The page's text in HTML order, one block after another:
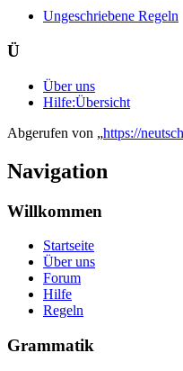
Ungeschriebene Regeln
Ü
Über uns
Hilfe:Übersicht
Abgerufen von „https://
Navigation
Willkommen
Startseite
Über uns
Forum
Hilfe
Regeln
Grammatik